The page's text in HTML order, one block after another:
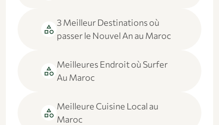
category 3 Meilleur Destinations où
passer le Nouvel An au Maroc
category Meilleures Endroit où Surfer
Au Maroc
category Meilleure Cuisine Local au
Maroc